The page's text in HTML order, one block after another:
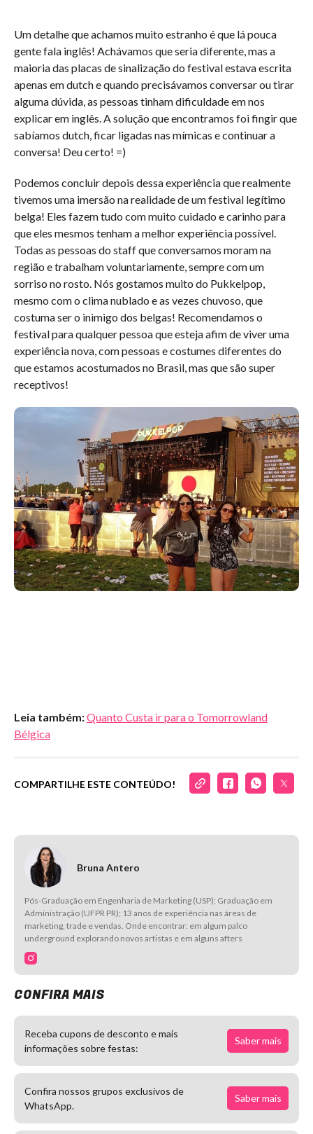
Um detalhe que achamos muito estranho é que lá pouca
gente fala inglês! Achávamos que seria diferente, mas a
maioria das placas de sinalização do festival estava escrita
apenas em dutch e quando precisávamos conversar ou tirar
alguma dúvida, as pessoas tinham dificuldade em nos
explicar em inglês. A solução que encontramos foi fingir que
sabíamos dutch, ficar ligadas nas mímicas e continuar a
conversa! Deu certo! =)
Podemos concluir depois dessa experiência que realmente
tivemos uma imersão na realidade de um festival legítimo
belga! Eles fazem tudo com muito cuidado e carinho para
que eles mesmos tenham a melhor experiência possível.
Todas as pessoas do staff que conversamos moram na
região e trabalham voluntariamente, sempre com um
sorriso no rosto. Nós gostamos muito do Pukkelpop,
mesmo com o clima nublado e as vezes chuvoso, que
costuma ser o inimigo dos belgas! Recomendamos o
festival para qualquer pessoa que esteja afim de viver uma
experiência nova, com pessoas e costumes diferentes do
que estamos acostumados no Brasil, mas que são super
receptivos!
Leia também:Quanto Custa ir para o Tomorrowland
Bélgica
COMPARTILHE ESTE CONTEÚDO!
Bruna Antero
Pós-Graduação em Engenharia de Marketing (USP); Graduação em
Administração (UFPR PR); 13 anos de experiência nas áreas de
marketing, trade e vendas. Onde encontrar: em algum palco
underground explorando novos artistas e em alguns afters
CONFIRA MAIS
Receba cupons de desconto e mais
informações sobre festas:
Saber mais
Confira nossos grupos exclusivos de
WhatsApp.
Saber mais